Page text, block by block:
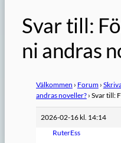
Svar till:
ni andras
Välkommen › Forum ›
andras noveller? › Svar till:
2026-02-16 kl. 14:14
RuterEss